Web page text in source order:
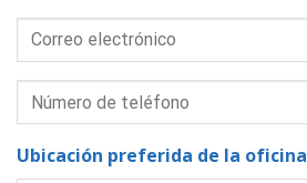
Ubicación preferida de la oficina